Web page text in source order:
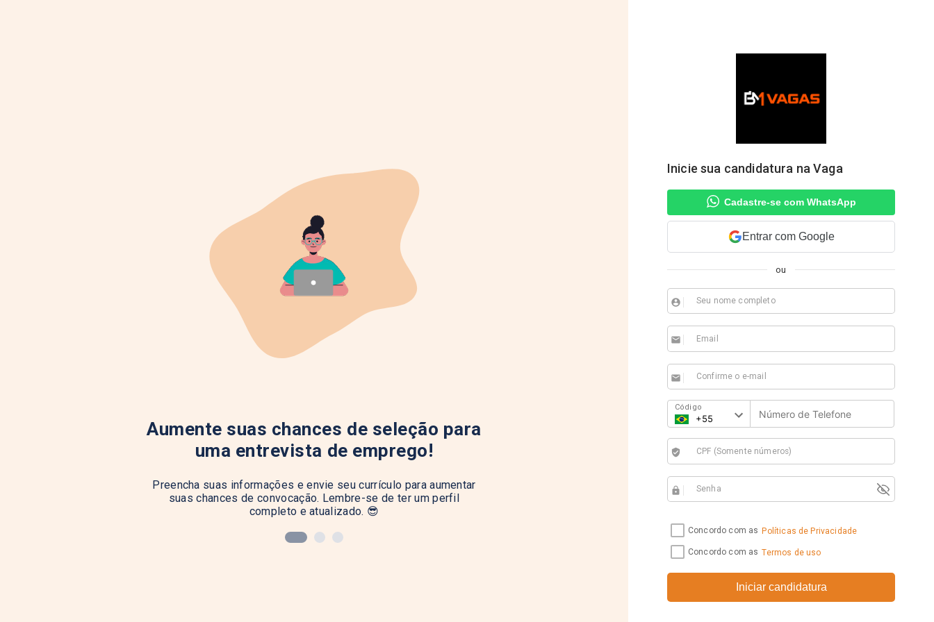
Aumente suas chances de seleção para
uma entrevista de emprego!
Preencha suas informações e envie seu currículo para aumentar
suas chances de convocação. Lembre-se de ter um perfil
completo e atualizado. 😎
Inicie sua candidatura na Vaga
Cadastre-se com WhatsApp
Entrar com Google
ou
Seu nome completo
account_circle
Email
email
Confirme o e-mail
email
Código
CPF (Somente números)
verified_user
Senha
https
Concordo com as Políticas de Privacidade
Concordo com as Termos de uso
Iniciar candidatura